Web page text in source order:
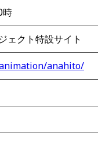
時
ェクト特設サイト
anahito/